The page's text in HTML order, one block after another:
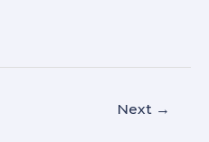
Next →